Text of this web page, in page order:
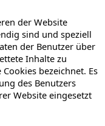
der Website
sind und speziell
der Benutzer über
Inhalte zu
bezeichnet. Es
des Benutzers
Website eingesetzt